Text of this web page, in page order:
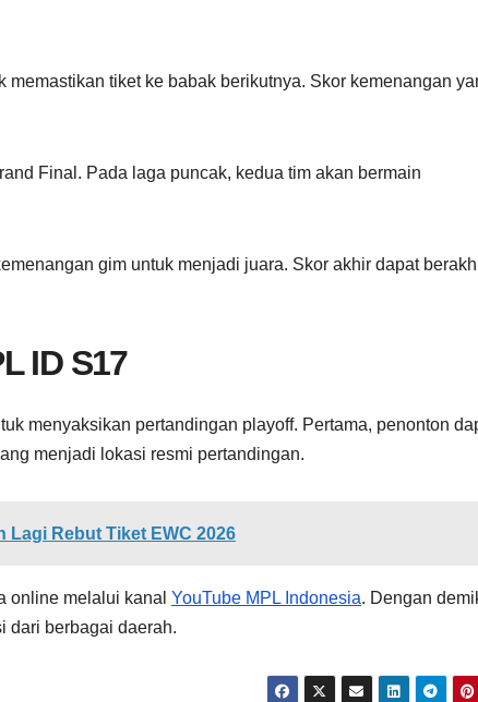
tiket ke babak berikutnya. Skor kemenangan
Final. Pada laga puncak, kedua tim akan bermain
gim untuk menjadi juara. Skor akhir dapat
ID S17
menyaksikan pertandingan playoff. Pertama, penonton
menjadi lokasi resmi pertandingan.
Lagi Rebut Tiket EWC 2026
online melalui kanal YouTube MPL Indonesia. Dengan
dari berbagai daerah.